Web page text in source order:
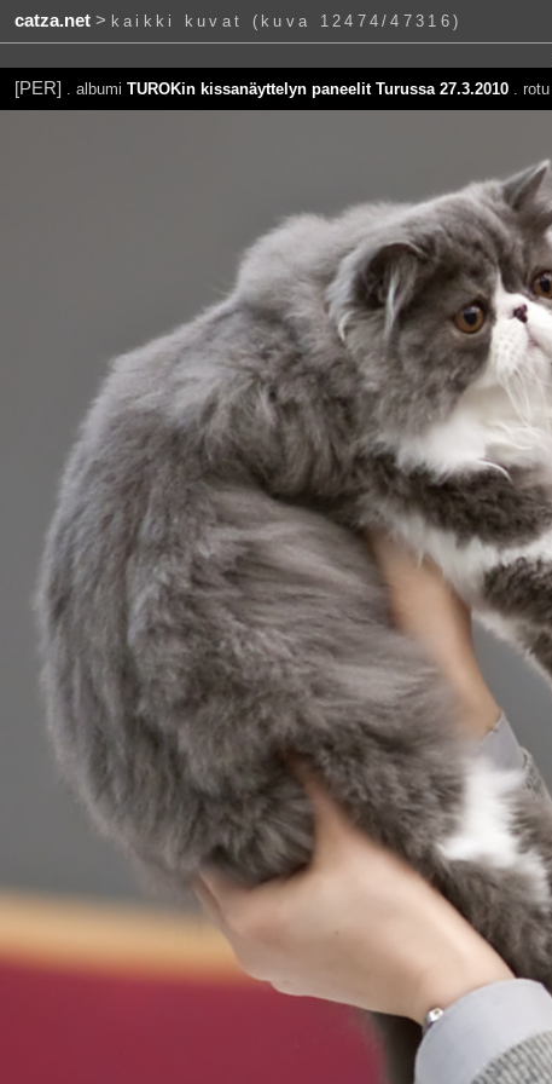
catza.net> kaikki kuvat (kuva 12474/47316)
[PER]
. albumi TUROKin kissanäyttelyn paneelit Turussa 27.3.2010. rotu